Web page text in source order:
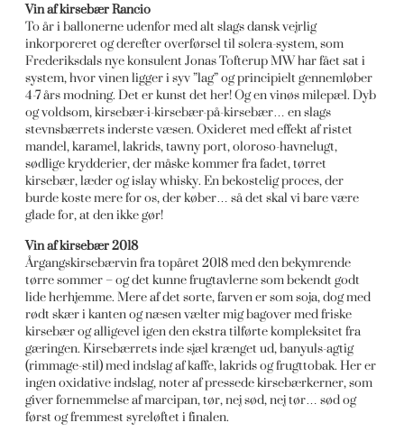
Vin af kirsebær Rancio
To år i ballonerne udenfor med alt slags dansk vejrlig
inkorporeret og derefter overførsel til solera-system, som
Frederiksdals nye konsulent Jonas Tofterup MW har fået sat i
system, hvor vinen ligger i syv ”lag” og principielt gennemløber
4-7 års modning. Det er kunst det her! Og en vinøs milepæl. Dyb
og voldsom, kirsebær-i-kirsebær-på-kirsebær… en slags
stevnsbærrets inderste væsen. Oxideret med effekt af ristet
mandel, karamel, lakrids, tawny port, oloroso-havnelugt,
sødlige krydderier, der måske kommer fra fadet, tørret
kirsebær, læder og islay whisky. En bekostelig proces, der
burde koste mere for os, der køber… så det skal vi bare være
glade for, at den ikke gør!
Vin af kirsebær 2018
Årgangskirsebærvin fra topåret 2018 med den bekymrende
tørre sommer – og det kunne frugtavlerne som bekendt godt
lide herhjemme. Mere af det sorte, farven er som soja, dog med
rødt skær i kanten og næsen vælter mig bagover med friske
kirsebær og alligevel igen den ekstra tilførte kompleksitet fra
gæringen. Kirsebærrets inde sjæl krænget ud, banyuls-agtig
(rimmage-stil) med indslag af kaffe, lakrids og frugttobak. Her er
ingen oxidative indslag, noter af pressede kirsebærkerner, som
giver fornemmelse af marcipan, tør, nej sød, nej tør… sød og
først og fremmest syreløftet i finalen.